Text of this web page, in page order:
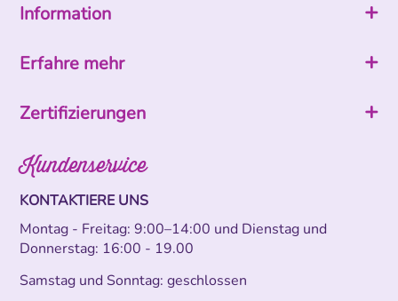
Information
Erfahre mehr
Kundenservice
KONTAKTIERE UNS
Montag - Freitag: 9:00–14:00 und Dienstag und
Donnerstag: 16:00 - 19.00
Samstag und Sonntag: geschlossen
Zertifizierungen